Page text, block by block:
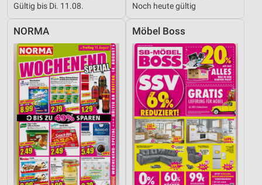
Gültig bis Di. 11.08. Noch heute gültig
NORMA Möbel Boss